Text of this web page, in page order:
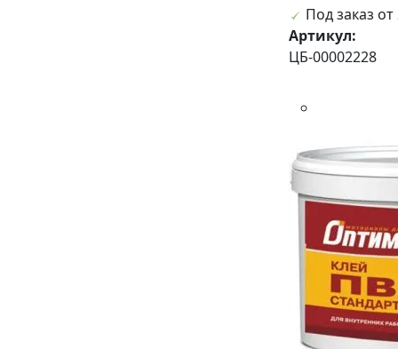
Под заказ от
Артикул:
ЦБ-00002228